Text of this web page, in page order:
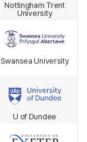
Nottingham Trent
University
Swansea University
U of Dundee